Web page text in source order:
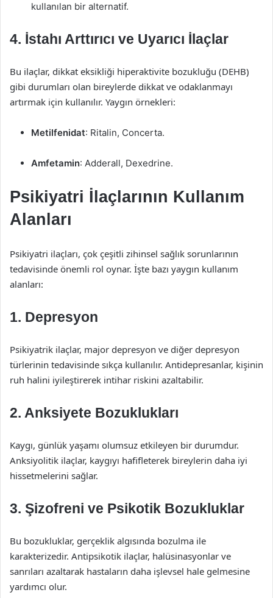
kullanılan bir alternatif.
4. İstahı Arttırıcı ve Uyarıcı İlaçlar
Bu ilaçlar, dikkat eksikliği hiperaktivite bozukluğu (DEHB)
gibi durumları olan bireylerde dikkat ve odaklanmayı
artırmak için kullanılır. Yaygın örnekleri:
Metilfenidat: Ritalin, Concerta.
Amfetamin: Adderall, Dexedrine.
Psikiyatri İlaçlarının Kullanım
Alanları
Psikiyatri ilaçları, çok çeşitli zihinsel sağlık sorunlarının
tedavisinde önemli rol oynar. İşte bazı yaygın kullanım
alanları:
1. Depresyon
Psikiyatrik ilaçlar, major depresyon ve diğer depresyon
türlerinin tedavisinde sıkça kullanılır. Antidepresanlar, kişinin
ruh halini iyileştirerek intihar riskini azaltabilir.
2. Anksiyete Bozuklukları
Kaygı, günlük yaşamı olumsuz etkileyen bir durumdur.
Anksiyolitik ilaçlar, kaygıyı hafifleterek bireylerin daha iyi
hissetmelerini sağlar.
3. Şizofreni ve Psikotik Bozukluklar
Bu bozukluklar, gerçeklik algısında bozulma ile
karakterizedir. Antipsikotik ilaçlar, halüsinasyonlar ve
sanrıları azaltarak hastaların daha işlevsel hale gelmesine
yardımcı olur.